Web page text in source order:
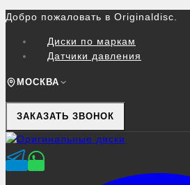
Перейти
контенту
Добро пожаловать в Originaldisc.
Диски по маркам
Датчики давления
МОСКВА
ЗАКАЗАТЬ ЗВОНОК